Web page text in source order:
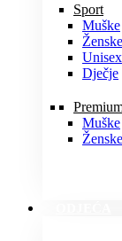
Sport
Muške
Ženske
Unisex
Dječje
Muške
Ženske